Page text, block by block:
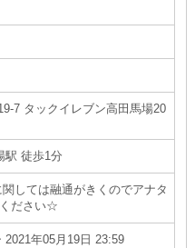
7 タックイレブン高田馬場20
駅 徒歩1分
しては融通がきくのでアナタ
ださい☆
2021年05月19日 23:59